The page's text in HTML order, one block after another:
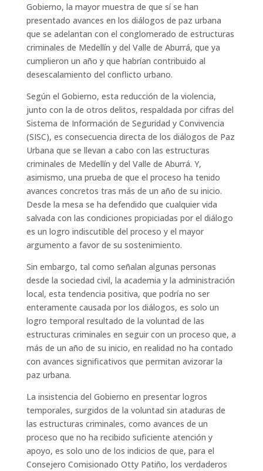
Gobierno, la mayor muestra de que sí se han
presentado avances en los diálogos de paz urbana
que se adelantan con el conglomerado de estructuras
criminales de Medellín y del Valle de Aburrá, que ya
cumplieron un año y que habrían contribuido al
desescalamiento del conflicto urbano.
Según el Gobierno, esta reducción de la violencia,
junto con la de otros delitos, respaldada por cifras del
Sistema de Información de Seguridad y Convivencia
(SISC), es consecuencia directa de los diálogos de Paz
Urbana que se llevan a cabo con las estructuras
criminales de Medellín y del Valle de Aburrá. Y,
asimismo, una prueba de que el proceso ha tenido
avances concretos tras más de un año de su inicio.
Desde la mesa se ha defendido que cualquier vida
salvada con las condiciones propiciadas por el diálogo
es un logro indiscutible del proceso y el mayor
argumento a favor de su sostenimiento.
Sin embargo, tal como señalan algunas personas
desde la sociedad civil, la academia y la administración
local, esta tendencia positiva, que podría no ser
enteramente causada por los diálogos, es solo un
logro temporal resultado de la voluntad de las
estructuras criminales en seguir con un proceso que, a
más de un año de su inicio, en realidad no ha contado
con avances significativos que permitan avizorar la
paz urbana.
La insistencia del Gobierno en presentar logros
temporales, surgidos de la voluntad sin ataduras de
las estructuras criminales, como avances de un
proceso que no ha recibido suficiente atención y
apoyo, es solo uno de los indicios de que, para el
Consejero Comisionado Otty Patiño, los verdaderos